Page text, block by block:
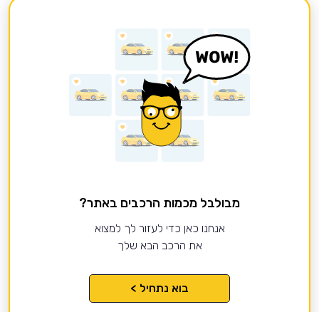
מבולבל מכמות הרכבים באתר?
אנחנו כאן כדי לעזור לך למצוא
את הרכב הבא שלך
בוא נתחיל >